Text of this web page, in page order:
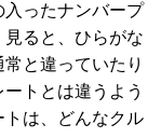
ったナンバープ
ると、ひらがな
と違っていたり
トとは違うよう
は、どんなクル